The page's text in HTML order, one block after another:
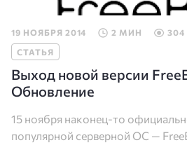
19 НОЯБРЯ 2014 2 МИН
304
СТАТЬЯ
Выход новой версии
Обновление
15 ноября наконец-то
популярной серверной ОС —